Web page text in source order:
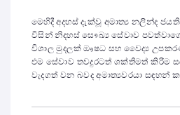
මෙහිදී අදහස් දැක්වූ අමාත්‍ය නලින්ද
විසින් නිදහස් සෞඛ්‍ය සේවාව
විශාල මුදලක් ඖෂධ සහ වෛද්‍ය
එම සේවාව තවදුරටත් ශක්තිමත් කිරීම
වැදගත් වන බවද අමාත්‍යවරයා සඳහන්